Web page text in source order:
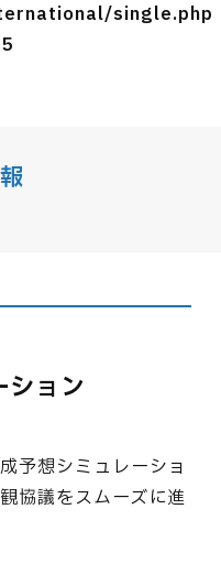
single.php
5
ション
予想シミュレーショ
協議をスムーズに進